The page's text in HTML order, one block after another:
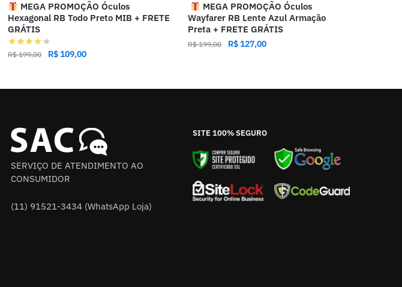
MEGA PROMOÇÃO Óculos
Hexagonal RB Todo Preto MIB + FRETE
GRÁTIS
R$199,00 R$109,00
MEGA PROMOÇÃO Óculos
Wayfarer RB Lente Azul Armação
Preta + FRETE GRÁTIS
R$199,00 R$127,00
SERVIÇO DE ATENDIMENTO AO
CONSUMIDOR
(11) 91521-3434 (WhatsApp Loja)
SITE 100% SEGURO